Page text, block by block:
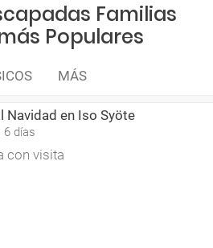
Familias
Populares
MÁS
Navidad en Iso Syöte
6 días
con visita